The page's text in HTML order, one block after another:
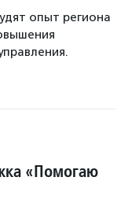
опыт региона
«Помогаю